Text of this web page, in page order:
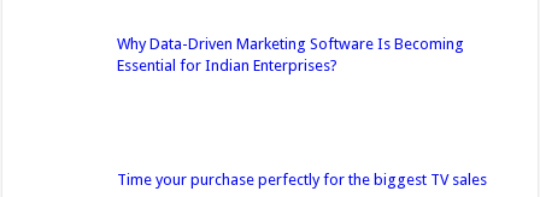
Why Data-Driven Marketing Software Is Becoming
Essential for Indian Enterprises?
Time your purchase perfectly for the biggest TV sales